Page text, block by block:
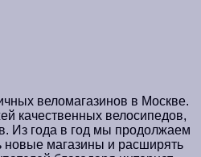
веломагазинов в Москве.
качественных велосипедов,
Из года в год мы продолжаем
новые магазины и расширять